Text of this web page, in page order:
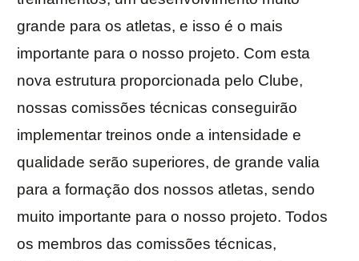
grande para os atletas, e isso é o mais
importante para o nosso projeto. Com esta
nova estrutura proporcionada pelo Clube,
nossas comissões técnicas conseguirão
implementar treinos onde a intensidade e
qualidade serão superiores, de grande valia
para a formação dos nossos atletas, sendo
muito importante para o nosso projeto. Todos
os membros das comissões técnicas,